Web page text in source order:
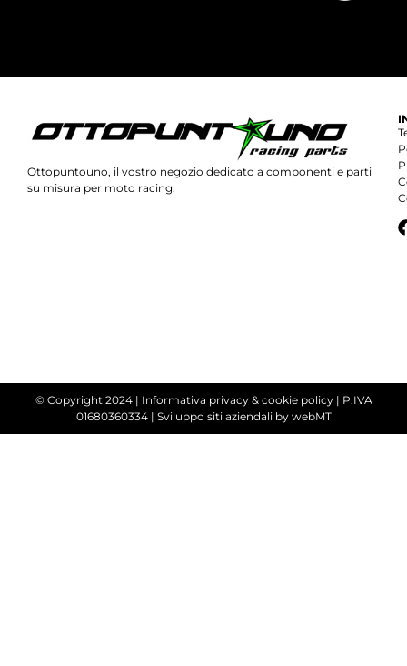
Ottopuntouno, il vostro negozio dedicato a componenti e parti
su misura per moto racing.
© Copyright 2024 | Informativa privacy & cookie policy| P.IVA
01680360334 | Sviluppo siti aziendaliby webMT